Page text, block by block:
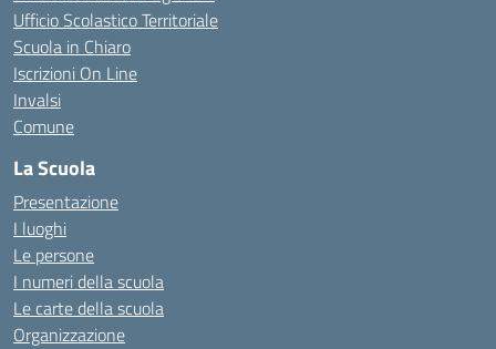
Ufficio Scolastico Territoriale
Scuola in Chiaro
Iscrizioni On Line
Invalsi
Comune
La Scuola
Presentazione
I luoghi
Le persone
I numeri della scuola
Le carte della scuola
Organizzazione